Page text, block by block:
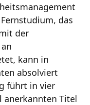
das
der
kann in
absolviert
führt in vier
anerkannten Titel